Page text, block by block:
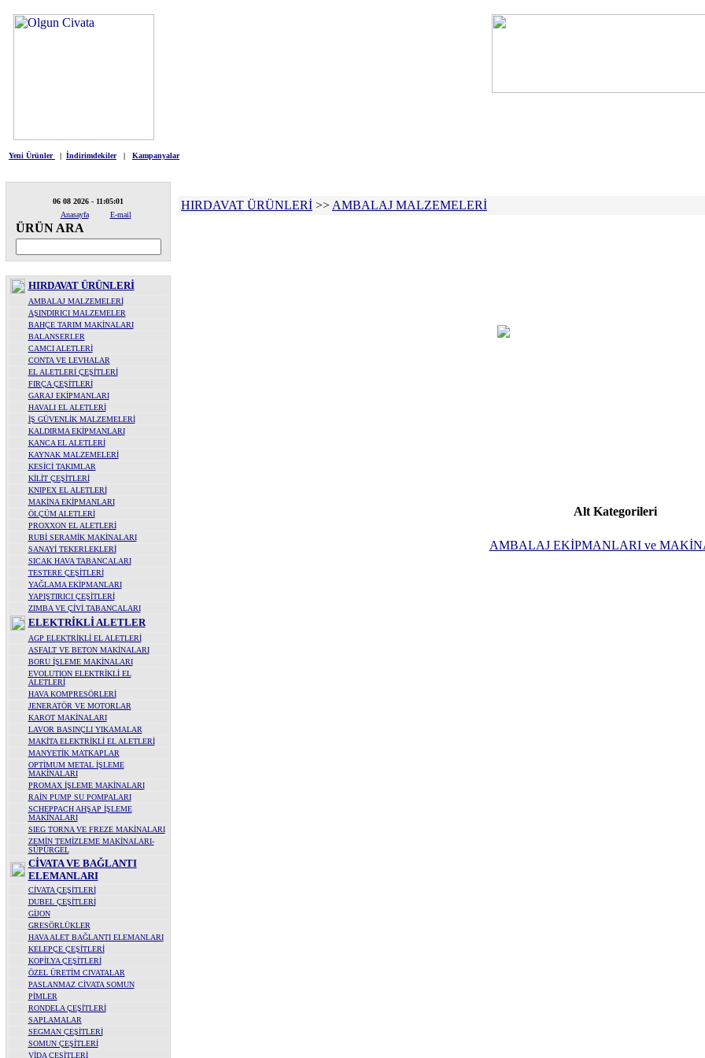
Yeni Ürünler | İndirimdekiler | Kampanyalar
06 08 2026 - 11:05:01
Anasayfa
E-mail
ÜRÜN ARA
HIRDAVAT ÜRÜNLERİ
AMBALAJ MALZEMELERİ
AŞINDIRICI MALZEMELER
BAHÇE TARIM MAKİNALARI
BALANSERLER
CAMCI ALETLERİ
CONTA VE LEVHALAR
EL ALETLERİ ÇEŞİTLERİ
FIRÇA ÇEŞİTLERİ
GARAJ EKİPMANLARI
HAVALI EL ALETLERİ
İŞ GÜVENLİK MALZEMELERİ
KALDIRMA EKİPMANLARI
KANCA EL ALETLERİ
KAYNAK MALZEMELERİ
KESİCİ TAKIMLAR
KİLİT ÇEŞİTLERİ
KNIPEX EL ALETLERİ
MAKİNA EKİPMANLARI
ÖLÇÜM ALETLERİ
PROXXON EL ALETLERİ
RUBİ SERAMİK MAKİNALARI
SANAYİ TEKERLEKLERİ
SICAK HAVA TABANCALARI
TESTERE ÇEŞİTLERİ
YAĞLAMA EKİPMANLARI
YAPIŞTIRICI ÇEŞİTLERİ
ZIMBA VE ÇİVİ TABANCALARI
ELEKTRİKLİ ALETLER
AGP ELEKTRİKLİ EL ALETLERİ
ASFALT VE BETON MAKİNALARI
BORU İŞLEME MAKİNALARI
EVOLUTION ELEKTRİKLİ EL
ALETLERİ
HAVA KOMPRESÖRLERİ
JENERATÖR VE MOTORLAR
KAROT MAKİNALARI
LAVOR BASINÇLI YIKAMALAR
MAKİTA ELEKTRİKLİ EL ALETLERİ
MANYETİK MATKAPLAR
OPTİMUM METAL İŞLEME
MAKİNALARI
PROMAX İŞLEME MAKİNALARI
RAİN PUMP SU POMPALARI
SCHEPPACH AHŞAP İŞLEME
MAKİNALARI
SIEG TORNA VE FREZE MAKİNALARI
ZEMİN TEMİZLEME MAKİNALARI-
SÜPÜRGEL
CİVATA VE BAĞLANTI
ELEMANLARI
CİVATA ÇEŞİTLERİ
DUBEL ÇEŞİTLERİ
GİJON
GRESÖRLÜKLER
HAVA ALET BAĞLANTI ELEMANLARI
KELEPÇE ÇEŞİTLERİ
KOPİLYA ÇEŞİTLERİ
ÖZEL ÜRETİM CIVATALAR
PASLANMAZ CİVATA SOMUN
PİMLER
RONDELA ÇEŞİTLERİ
SAPLAMALAR
SEGMAN ÇEŞİTLERİ
SOMUN ÇEŞİTLERİ
VİDA ÇEŞİTLERİ
HIRDAVAT ÜRÜNLERİ >> AMBALAJ MALZEMELERİ
Alt Kategorileri
AMBALAJ EKİPMANLARI ve